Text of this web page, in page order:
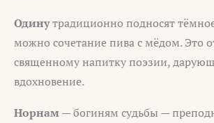
Одинутрадиционно подносят
можно сочетание пива с мёдом. Это
священному напитку поэзии,
вдохновение.
Норнам— богиням судьбы —